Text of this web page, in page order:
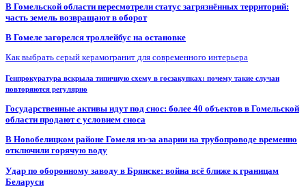
В Гомельской области пересмотрели статус загрязнённых территорий:
часть земель возвращают в оборот
В Гомеле загорелся троллейбус на остановке
Как выбрать серый керамогранит для современного интерьера
Генпрокуратура вскрыла типичную схему в госзакупках: почему такие случаи
повторяются регулярно
Государственные активы идут под снос: более 40 объектов в Гомельской
области продают с условием сноса
В Новобелицком районе Гомеля из-за аварии на трубопроводе временно
отключили горячую воду
Удар по оборонному заводу в Брянске: война всё ближе к границам
Беларуси